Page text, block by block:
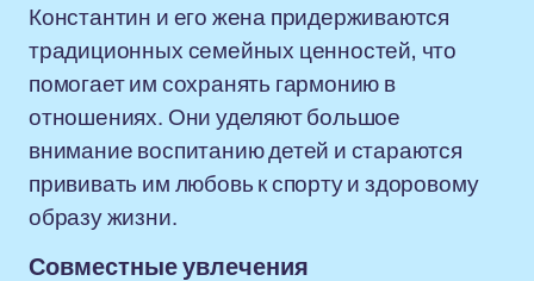
Константин и его жена придерживаются
традиционных семейных ценностей, что
помогает им сохранять гармонию в
отношениях. Они уделяют большое
внимание воспитанию детей и стараются
прививать им любовь к спорту и здоровому
образу жизни.
Совместные увлечения